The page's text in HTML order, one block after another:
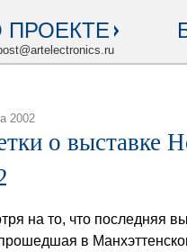
ПРОЕКТЕ
2002
о выставке
на то, что последняя
в